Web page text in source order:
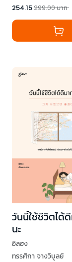
254.15299.00บาท
วันนี้ใช้ชีวิตได้
นะ
อิลฮง
ทรรศิกา จางวิบูลย์